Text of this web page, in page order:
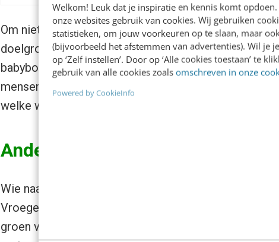
Welkom! Leuk dat je inspiratie en kennis komt
onze websites gebruik van cookies. Wij gebruiken
statistieken, om jouw voorkeuren op te slaan, maar
(bijvoorbeeld het afstemmen van advertenties). Wil je
op ‘Zelf instellen’. Door op ‘Alle cookies toestaan’ te
gebruik van alle cookies zoals omschreven in onze
Powered by CookieInfo
Om niet in clichébeelden te vervallen zorgt Becel
doelgroep. Daarom wordt maandelijks een panel
babyboomers, bestaande uit zowel Becel-eters als
mensen van 50 jaar of ouder. Het panel heeft een
welke wereld een vijftigplusser zich thuis voelt”, aldus
Anders dan vroeger
Wie naar Becel-reclames door de jaren heen kijkt,
Vroeger waren er de commercials met het
groen voor Becel. Zo’n commercial zou nu niet